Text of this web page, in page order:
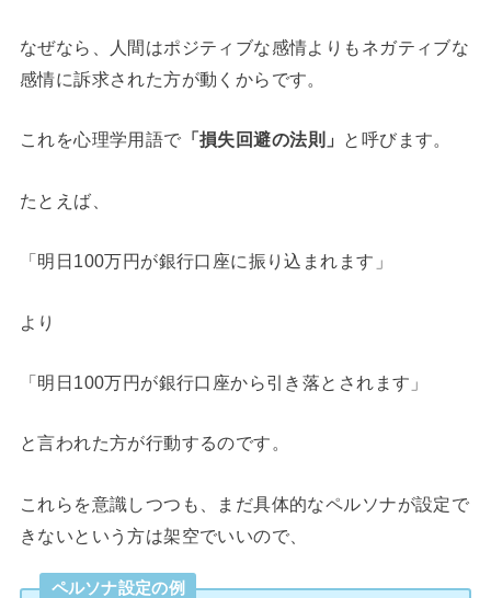
なぜなら、人間はポジティブな感情よりもネガティブな
感情に訴求された方が動くからです。
これを心理学用語で 「損失回避の法則」 と呼びます。
たとえば、
「明日100万円が銀行口座に振り込まれます」
より
「明日100万円が銀行口座から引き落とされます」
と言われた方が行動するのです。
これらを意識しつつも、まだ具体的なペルソナが設定で
きないという方は架空でいいので、
ペルソナ設定の例